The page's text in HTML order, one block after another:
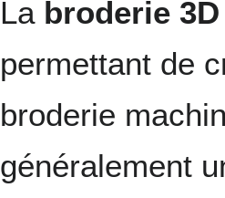
La broderie 3D
permettant de
broderie
généralement